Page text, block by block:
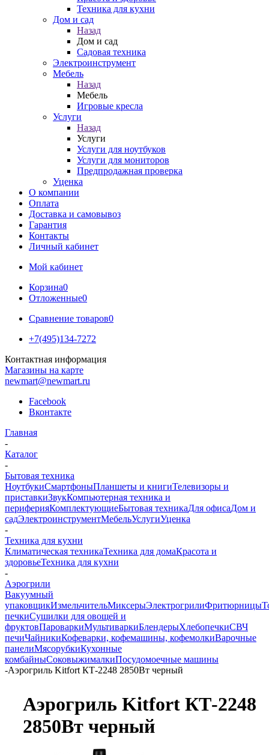
Техника для кухни
Дом и сад
Назад
Дом и сад
Садовая техника
Электроинструмент
Мебель
Назад
Мебель
Игровые кресла
Услуги
Назад
Услуги
Услуги для ноутбуков
Услуги для мониторов
Предпродажная проверка
Уценка
О компании
Оплата
Доставка и самовывоз
Гарантия
Контакты
Личный кабинет
Мой кабинет
Корзина0
Отложенные0
Сравнение товаров0
+7(495)134-7272
Контактная информация
Магазины на карте
newmart@newmart.ru
Facebook
Вконтакте
Главная
-
Каталог
-
Бытовая техника
НоутбукиСмартфоныПланшеты и книгиТелевизоры и
приставкиЗвукКомпьютерная техника и
периферияКомплектующиеБытовая техникаДля офисаДом и
садЭлектроинструментМебельУслугиУценка
-
Техника для кухни
Климатическая техникаТехника для домаКрасота и
здоровьеТехника для кухни
-
Аэрогрили
Вакуумный
упаковщикИзмельчительМиксерыЭлектрогрилиФритюрницы
печкиСушилки для овощей и
фруктовПароваркиМультиваркиБлендерыХлебопечкиСВЧ
печиЧайникиКофеварки, кофемашины, кофемолкиВарочные
панелиМясорубкиКухонные
комбайныСоковыжималкиПосудомоечные машины
-Аэрогриль Kitfort КТ-2248 2850Вт черный
Аэрогриль Kitfort КТ-2248
2850Вт черный